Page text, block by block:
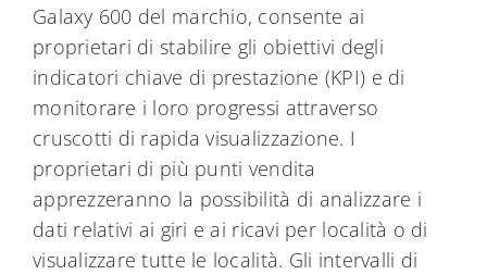
Galaxy 600 del marchio, consente ai
proprietari di stabilire gli obiettivi degli
indicatori chiave di prestazione (KPI) e di
monitorare i loro progressi attraverso
cruscotti di rapida visualizzazione. I
proprietari di più punti vendita
apprezzeranno la possibilità di analizzare i
dati relativi ai giri e ai ricavi per località o di
visualizzare tutte le località. Gli intervalli di